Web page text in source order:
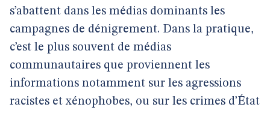
s’abattent dans les médias dominants les
campagnes de dénigrement. Dans la pratique,
c’est le plus souvent de médias
communautaires que proviennent les
informations notamment sur les agressions
racistes et xénophobes, ou sur les crimes d’État